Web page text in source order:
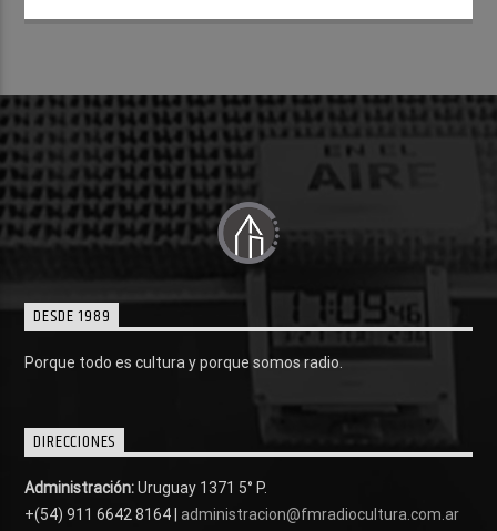
DESDE 1989
Porque todo es cultura y porque somos radio.
DIRECCIONES
Administración:Uruguay 1371 5° P.
+(54) 911 6642 8164 | administracion@fmradiocultura.com.ar